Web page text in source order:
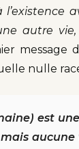
autre
message
nulle
est
aucune